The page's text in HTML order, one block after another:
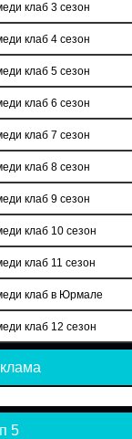
клаб 3 сезон
клаб 4 сезон
клаб 5 сезон
клаб 6 сезон
клаб 7 сезон
клаб 8 сезон
клаб 9 сезон
клаб 10 сезон
клаб 11 сезон
клаб в Юрмале
клаб 12 сезон
5